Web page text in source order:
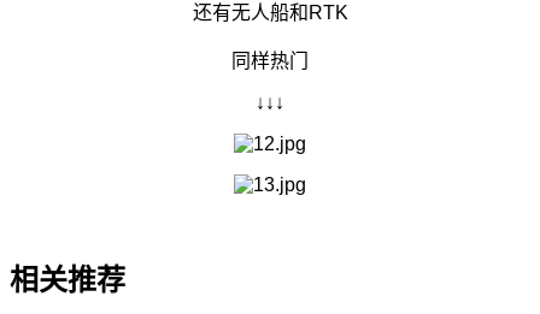
还有无人船和RTK
同样热门
↓↓↓
相关推荐